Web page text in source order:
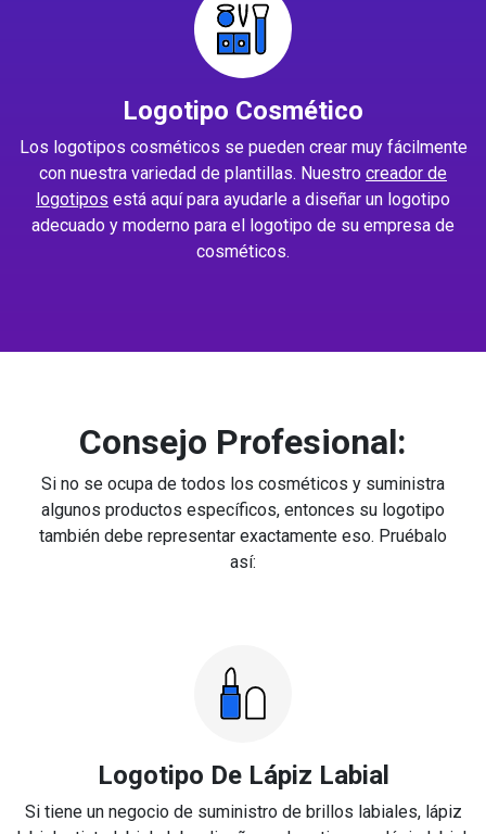
Logotipo Cosmético
Los logotipos cosméticos se pueden crear muy fácilmente
con nuestra variedad de plantillas. Nuestro creador de
logotipos está aquí para ayudarle a diseñar un logotipo
adecuado y moderno para el logotipo de su empresa de
cosméticos.
Consejo Profesional:
Si no se ocupa de todos los cosméticos y suministra
algunos productos específicos, entonces su logotipo
también debe representar exactamente eso. Pruébalo
así:
Logotipo De Lápiz Labial
Si tiene un negocio de suministro de brillos labiales, lápiz